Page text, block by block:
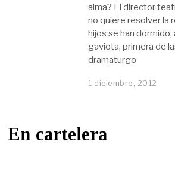
alma? El director
no quiere resolver la
hijos se han
gaviota, primera de
dramaturgo
1 diciembre, 2012
En cartelera